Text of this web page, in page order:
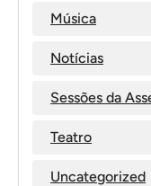
Música
Notícias
Sessões da
Teatro
Uncategorized